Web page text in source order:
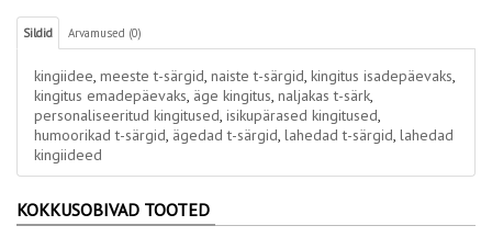
Sildid Arvamused (0)
kingiidee, meeste t-särgid, naiste t-särgid, kingitus isadepäevaks,
kingitus emadepäevaks, äge kingitus, naljakas t-särk,
personaliseeritud kingitused, isikupärased kingitused,
humoorikad t-särgid, ägedad t-särgid, lahedad t-särgid, lahedad
kingiideed
KOKKUSOBIVAD TOOTED